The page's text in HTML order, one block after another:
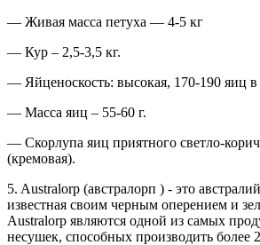
— Живая масса петуха — 4-5 кг
— Кур – 2,5-3,5 кг.
— Яйценоскость: высокая, 170-190 яиц в
— Масса яиц – 55-60 г.
— Скорлупа яиц приятного светло-
(кремовая).
5. Australorp (австралорп ) - это
известная своим черным оперением и
Australorp являются одной из самых
несушек, способных производить более